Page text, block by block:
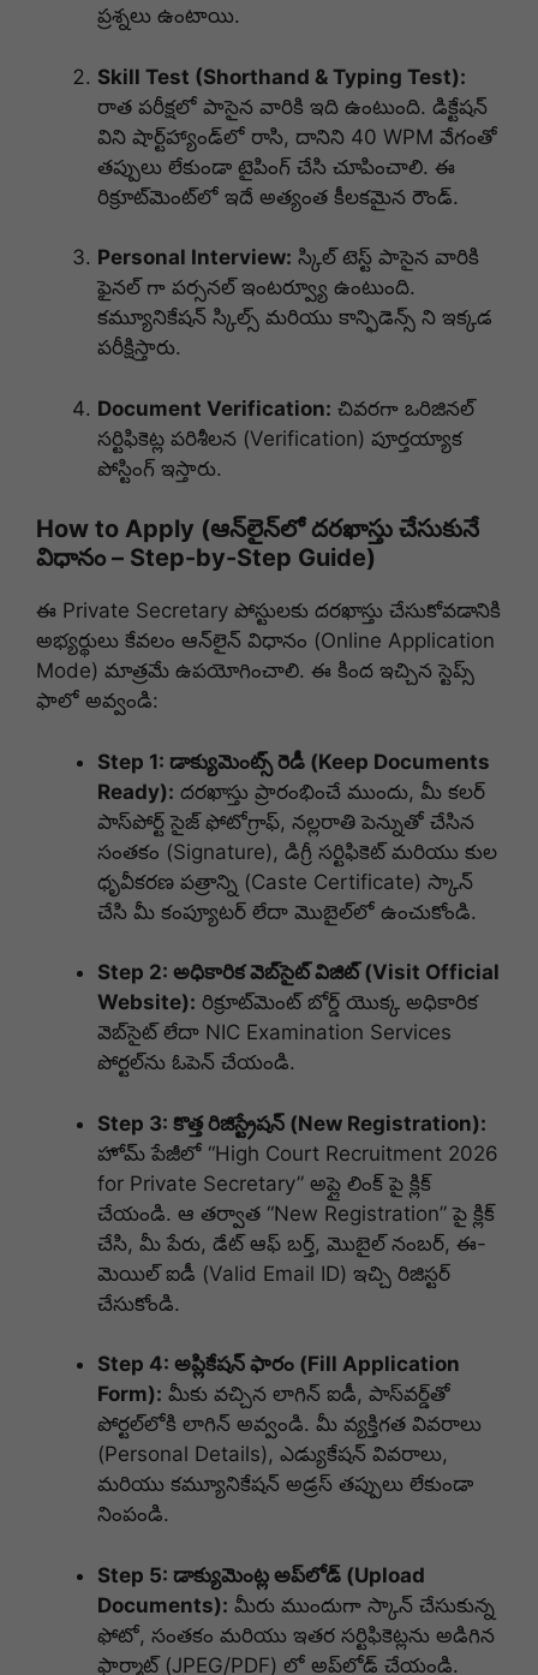
ప్రశ్నలు ఉంటాయి.
Skill Test (Shorthand & Typing Test):
రాత పరీక్షలో పాసైన వారికి ఇది ఉంటుంది. డిక్టేషన్
విని షార్ట్‌హ్యాండ్‌లో రాసి, దానిని 40 WPM వేగంతో
తప్పులు లేకుండా టైపింగ్ చేసి చూపించాలి. ఈ
రిక్రూట్‌మెంట్‌లో ఇదే అత్యంత కీలకమైన రౌండ్.
Personal Interview: స్కిల్ టెస్ట్ పాసైన వారికి
ఫైనల్ గా పర్సనల్ ఇంటర్వ్యూ ఉంటుంది.
కమ్యూనికేషన్ స్కిల్స్ మరియు కాన్ఫిడెన్స్ ని ఇక్కడ
పరీక్షిస్తారు.
Document Verification: చివరగా ఒరిజినల్
సర్టిఫికెట్ల పరిశీలన (Verification) పూర్తయ్యాక
పోస్టింగ్ ఇస్తారు.
How to Apply (ఆన్‌లైన్‌లో దరఖాస్తు చేసుకునే
విధానం – Step-by-Step Guide)
ఈ Private Secretary పోస్టులకు దరఖాస్తు చేసుకోవడానికి
అభ్యర్థులు కేవలం ఆన్‌లైన్ విధానం (Online Application
Mode) మాత్రమే ఉపయోగించాలి. ఈ కింద ఇచ్చిన స్టెప్స్
ఫాలో అవ్వండి:
Step 1: డాక్యుమెంట్స్ రెడీ (Keep Documents
Ready): దరఖాస్తు ప్రారంభించే ముందు, మీ కలర్
పాస్‌పోర్ట్ సైజ్ ఫోటోగ్రాఫ్, నల్లరాతి పెన్నుతో చేసిన
సంతకం (Signature), డిగ్రీ సర్టిఫికెట్ మరియు కుల
ధృవీకరణ పత్రాన్ని (Caste Certificate) స్కాన్
చేసి మీ కంప్యూటర్ లేదా మొబైల్‌లో ఉంచుకోండి.
Step 2: అధికారిక వెబ్‌సైట్ విజిట్ (Visit Official
Website): రిక్రూట్‌మెంట్ బోర్డ్ యొక్క అధికారిక
వెబ్‌సైట్ లేదా NIC Examination Services
పోర్టల్‌ను ఓపెన్ చేయండి.
Step 3: కొత్త రిజిస్ట్రేషన్ (New Registration):
హోమ్ పేజీలో “High Court Recruitment 2026
for Private Secretary” అప్లై లింక్ పై క్లిక్
చేయండి. ఆ తర్వాత “New Registration” పై క్లిక్
చేసి, మీ పేరు, డేట్ ఆఫ్ బర్త్, మొబైల్ నంబర్, ఈ-
మెయిల్ ఐడీ (Valid Email ID) ఇచ్చి రిజిస్టర్
చేసుకోండి.
Step 4: అప్లికేషన్ ఫారం (Fill Application
Form): మీకు వచ్చిన లాగిన్ ఐడీ, పాస్‌వర్డ్‌తో
పోర్టల్‌లోకి లాగిన్ అవ్వండి. మీ వ్యక్తిగత వివరాలు
(Personal Details), ఎడ్యుకేషన్ వివరాలు,
మరియు కమ్యూనికేషన్ అడ్రస్ తప్పులు లేకుండా
నింపండి.
Step 5: డాక్యుమెంట్ల అప్‌లోడ్ (Upload
Documents): మీరు ముందుగా స్కాన్ చేసుకున్న
ఫోటో, సంతకం మరియు ఇతర సర్టిఫికెట్లను అడిగిన
ఫార్మాట్ (JPEG/PDF) లో అప్‌లోడ్ చేయండి.